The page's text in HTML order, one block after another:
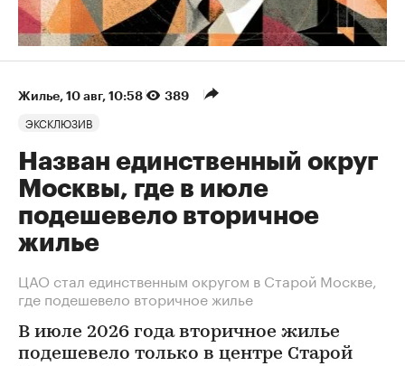
Жилье⁠, 10 авг, 10:58 389
ЭКСКЛЮЗИВ
Назван единственный округ
Москвы, где в июле
подешевело вторичное
жилье
ЦАО стал единственным округом в Старой Москве,
где подешевело вторичное жилье
В июле 2026 года вторичное жилье
подешевело только в центре Старой